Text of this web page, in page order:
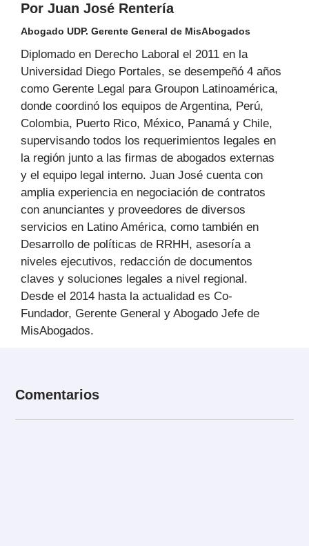
Por Juan José Rentería
Abogado UDP. Gerente General de MisAbogados
Diplomado en Derecho Laboral el 2011 en la
Universidad Diego Portales, se desempeñó 4 años
como Gerente Legal para Groupon Latinoamérica,
donde coordinó los equipos de Argentina, Perú,
Colombia, Puerto Rico, México, Panamá y Chile,
supervisando todos los requerimientos legales en
la región junto a las firmas de abogados externas
y el equipo legal interno. Juan José cuenta con
amplia experiencia en negociación de contratos
con anunciantes y proveedores de diversos
servicios en Latino América, como también en
Desarrollo de políticas de RRHH, asesoría a
niveles ejecutivos, redacción de documentos
claves y soluciones legales a nivel regional.
Desde el 2014 hasta la actualidad es Co-
Fundador, Gerente General y Abogado Jefe de
MisAbogados.
Comentarios